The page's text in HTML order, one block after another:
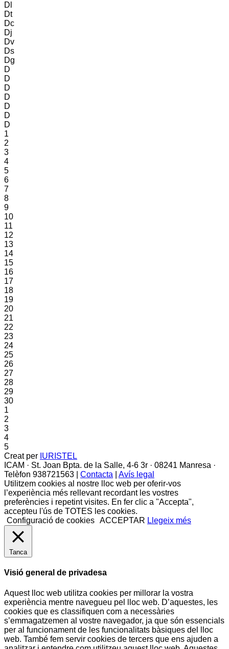
Dl
Dt
Dc
Dj
Dv
Ds
Dg
D
D
D
D
D
D
D
1
2
3
4
5
6
7
8
9
10
11
12
13
14
15
16
17
18
19
20
21
22
23
24
25
26
27
28
29
30
1
2
3
4
5
Creat per IURISTEL
ICAM · St. Joan Bpta. de la Salle, 4-6 3r · 08241 Manresa ·
Telèfon 938721563 | Contacta
Avís legal
Utilitzem cookies al nostre lloc web per oferir-vos
l’experiència més rellevant recordant les vostres
preferències i repetint visites. En fer clic a "Accepta",
accepteu l'ús de TOTES les cookies.
Configuració de cookies ACCEPTAR Llegeix més
Tanca
Visió general de privadesa
Aquest lloc web utilitza cookies per millorar la vostra
experiència mentre navegueu pel lloc web. D’aquestes, les
cookies que es classifiquen com a necessàries
s’emmagatzemen al vostre navegador, ja que són essencials
per al funcionament de les funcionalitats bàsiques del lloc
web. També fem servir cookies de tercers que ens ajuden a